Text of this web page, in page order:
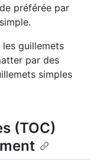
préférée par
guillemets
par des
simples
(TOC)